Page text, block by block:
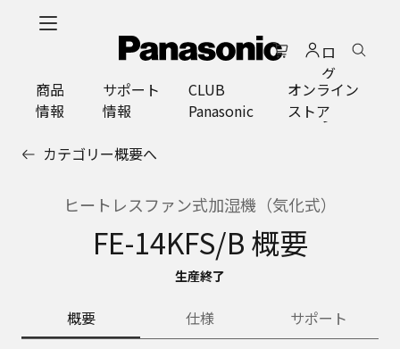
ロ
グ
イ
ン
商品
情報
サポート
情報
CLUB
Panasonic
オンライン
ストア
カテゴリー概要へ
ヒートレスファン式加湿機（気化式）
FE-14KFS/B 概要
生産終了
概要 仕様 サポート